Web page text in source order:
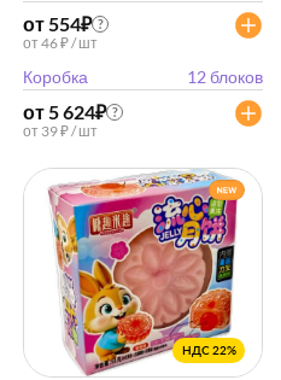
от 554₽ ?
от 46 ₽ / шт
Коробка 12 блоков
от 5 624₽ ?
от 39 ₽ / шт
НДС 22%